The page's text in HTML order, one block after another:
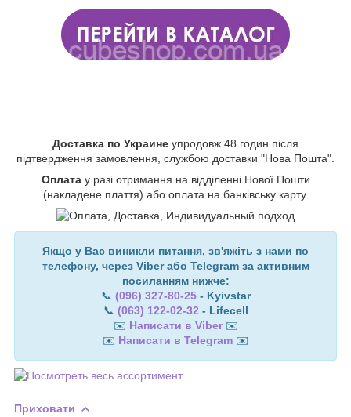
Доставка по Украине упродовж 48 годин після
підтвердження замовлення, службою доставки "Нова Пошта".
Оплата у разі отримання на відділенні Нової Пошти
(накладене плаття) або оплата на банківську карту.
Якщо у Вас виникли питання, зв'яжіть з нами по
телефону, через Viber або Telegram за активним
посиланням нижче:
📞 (096) 327-80-25- Kyivstar
📞 (063) 122-02-32 - Lifecell
✉️ Написати в Viber ✉️
✉️ Написати в Telegram ✉️
Приховати